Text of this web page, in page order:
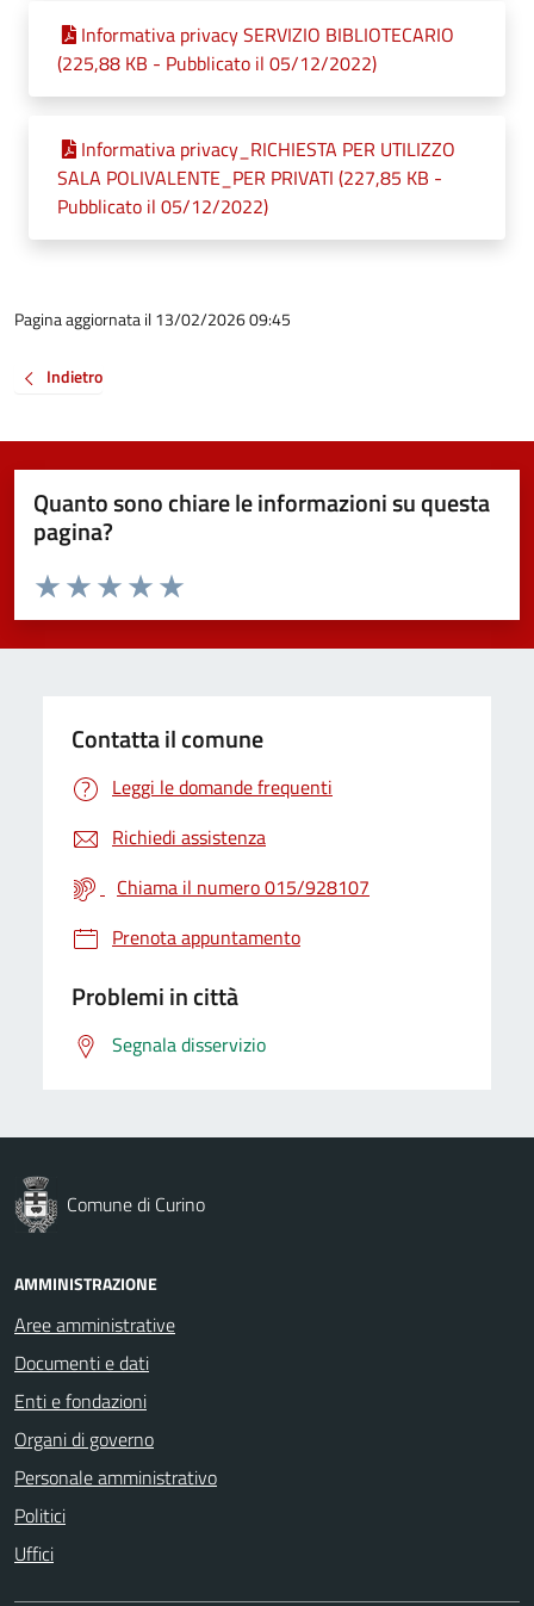
Informativa privacy SERVIZIO BIBLIOTECARIO
(225,88 KB - Pubblicato il 05/12/2022)
Informativa privacy_RICHIESTA PER UTILIZZO
SALA POLIVALENTE_PER PRIVATI (227,85 KB -
Pubblicato il 05/12/2022)
Pagina aggiornata il 13/02/2026 09:45
Indietro
Quanto sono chiare le informazioni su questa
pagina?
Valuta da 1 a 5 stelle la pagina
Valuta 5 stelle su 5
Valuta 4 stelle su 5
Valuta 3 stelle su 5
Valuta 2 stelle su 5
Valuta 1 stelle su 5
Contatta il comune
Leggi le domande frequenti
Richiedi assistenza
Chiama il numero 015/928107
Prenota appuntamento
Problemi in città
Segnala disservizio
Comune di Curino
AMMINISTRAZIONE
Aree amministrative
Documenti e dati
Enti e fondazioni
Organi di governo
Personale amministrativo
Politici
Uffici